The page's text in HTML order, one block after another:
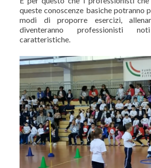
queste conoscenze basiche potranno
modi di proporre esercizi,
diventeranno professionisti
caratteristiche.